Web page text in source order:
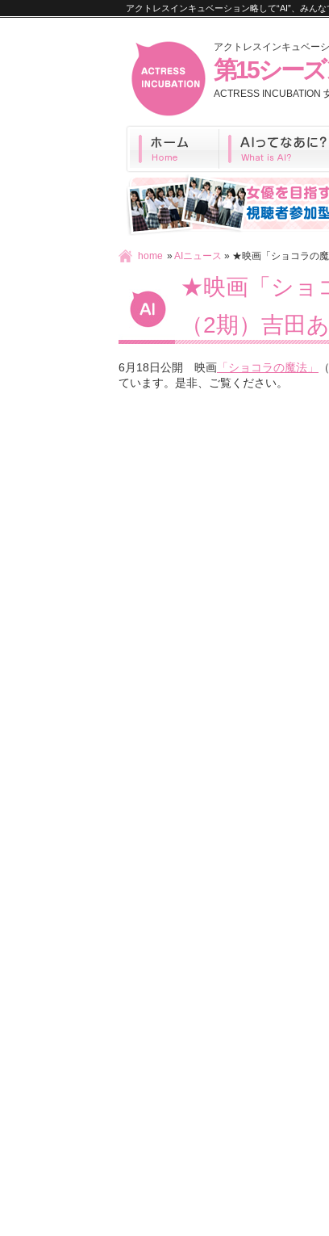
アクトレスインキュベーション略して“AI”、みん
アクトレスインキュベー
第15シー
ACTRESS INCUBATION
home »AIニュース » ★映画「ショコラの
★映画「ショ
（2期）吉田
6月18日公開 映画 「ショコラの魔法」
ています。是非、ご覧ください。